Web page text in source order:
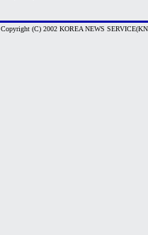
Copyright (C) 2002 KOREA NEWS